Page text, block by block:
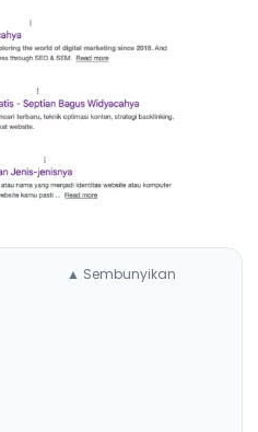
▲ Sembunyikan